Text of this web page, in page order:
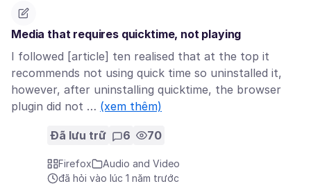
Media that requires quicktime, not playing
I followed [article] ten realised that at the top it
recommends not using quick time so uninstalled it,
however, after uninstalling quicktime, the browser
plugin did not … (xem thêm)
Đã lưu trữ 6 70
Firefox
Audio and Video
đã hỏi vào lúc 1 năm trước